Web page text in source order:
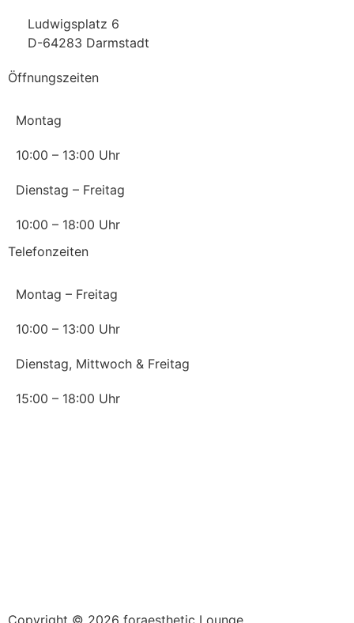
Ludwigsplatz 6
D-64283 Darmstadt
Öffnungszeiten
Montag
10:00 – 13:00 Uhr
Dienstag – Freitag
10:00 – 18:00 Uhr
Telefonzeiten
Montag – Freitag
10:00 – 13:00 Uhr
Dienstag, Mittwoch & Freitag
15:00 – 18:00 Uhr